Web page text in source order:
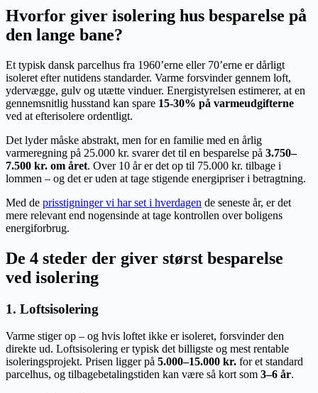
Hvorfor giver isolering hus besparelse på
den lange bane?
Et typisk dansk parcelhus fra 1960’erne eller 70’erne er dårligt
isoleret efter nutidens standarder. Varme forsvinder gennem loft,
ydervægge, gulv og utætte vinduer. Energistyrelsen estimerer, at en
gennemsnitlig husstand kan spare 15-30% på varmeudgifterne
ved at efterisolere ordentligt.
Det lyder måske abstrakt, men for en familie med en årlig
varmeregning på 25.000 kr. svarer det til en besparelse på 3.750–
7.500 kr. om året. Over 10 år er det op til 75.000 kr. tilbage i
lommen – og det er uden at tage stigende energipriser i betragtning.
Med de prisstigninger vi har set i hverdagen de seneste år, er det
mere relevant end nogensinde at tage kontrollen over boligens
energiforbrug.
De 4 steder der giver størst besparelse
ved isolering
1. Loftsisolering
Varme stiger op – og hvis loftet ikke er isoleret, forsvinder den
direkte ud. Loftsisolering er typisk det billigste og mest rentable
isoleringsprojekt. Prisen ligger på 5.000–15.000 kr. for et standard
parcelhus, og tilbagebetalingstiden kan være så kort som 3–6 år.